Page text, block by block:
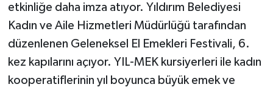
etkinliğe daha imza atıyor. Yıldırım Belediyesi
Kadın ve Aile Hizmetleri Müdürlüğü tarafından
düzenlenen Geleneksel El Emekleri Festivali, 6.
kez kapılarını açıyor. YIL-MEK kursiyerleri ile kadın
kooperatiflerinin yıl boyunca büyük emek ve